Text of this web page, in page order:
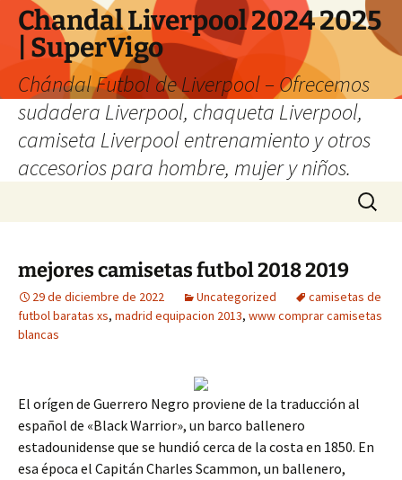
Chandal Liverpool 2024 2025
| SuperVigo
Chándal Futbol de Liverpool – Ofrecemos
sudadera Liverpool, chaqueta Liverpool,
camiseta Liverpool entrenamiento y otros
accesorios para hombre, mujer y niños.
Buscar:
mejores camisetas futbol 2018 2019
29 de diciembre de 2022 Uncategorized
camisetas de
futbol baratas xs, madrid equipacion 2013, www comprar camisetas
blancas
El orígen de Guerrero Negro proviene de la traducción al
español de «Black Warrior», un barco ballenero
estadounidense que se hundió cerca de la costa en 1850. En
esa época el Capitán Charles Scammon, un ballenero,